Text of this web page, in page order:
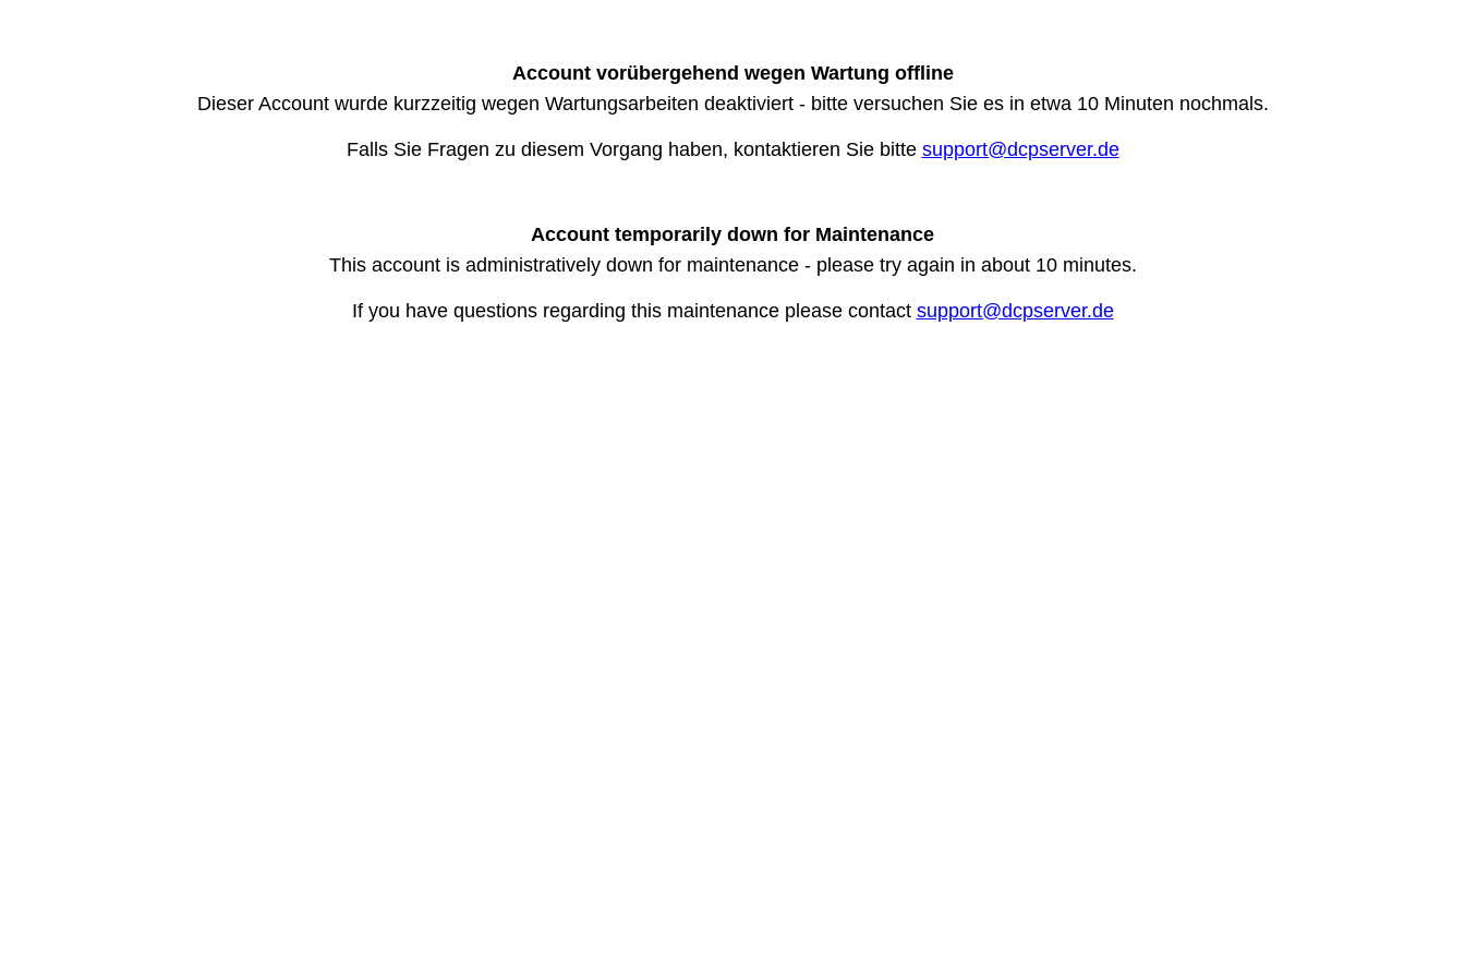
Account vorübergehend wegen Wartung offline
Dieser Account wurde kurzzeitig wegen Wartungsarbeiten deaktiviert - bitte versuchen Sie es in etwa 10 Minuten nochmals.
Falls Sie Fragen zu diesem Vorgang haben, kontaktieren Sie bitte support@dcpserver.de
Account temporarily down for Maintenance
This account is administratively down for maintenance - please try again in about 10 minutes.
If you have questions regarding this maintenance please contact support@dcpserver.de